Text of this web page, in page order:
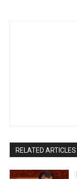
RELATED ARTICLES